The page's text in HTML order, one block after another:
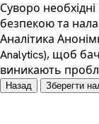
Суворо необхідні
безпекою та
Аналітика
Analytics), щоб
виникають
Назад Зберегти